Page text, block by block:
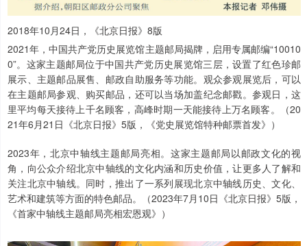
2018年10月24日，《北京日报》8版
2021年，中国共产党历史展览馆主题邮局揭牌，启用专属邮编“10010
0”。这家主题邮局位于中国共产党历史展览馆三层，设置了红色珍邮
展示、主题邮品展售、邮政自助服务等功能。观众参观展览后，可以
在主题邮局参观、购买邮品，还可以当场加盖纪念邮戳。参观日，这
里平均每天接待上千名顾客，高峰时期一天能接待上万名顾客。（20
21年6月21日《北京日报》5版，《党史展览馆特种邮票首发》）
2023年，北京中轴线主题邮局亮相。这家主题邮局以邮政文化的视
角，向公众介绍北京中轴线的文化内涵和历史价值，让更多人了解和
关注北京中轴线。同时，推出了一系列展现北京中轴线历史、文化、
艺术和建筑等方面的特色邮品。（2023年7月10日《北京日报》5版，
《首家中轴线主题邮局亮相宏恩观》）